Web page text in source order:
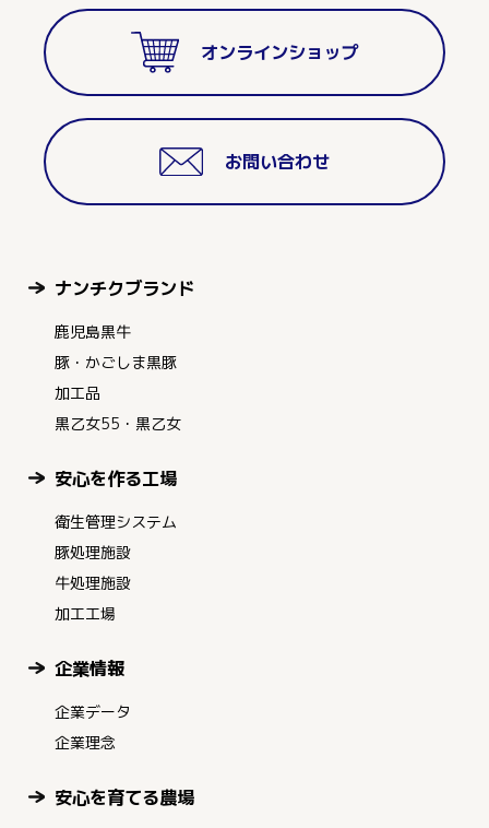
オンラインショップ
お問い合わせ
ナンチクブランド
鹿児島黒牛
豚・かごしま黒豚
加工品
黒乙女55・黒乙女
安心を作る工場
衛生管理システム
豚処理施設
牛処理施設
加工工場
企業情報
企業データ
企業理念
安心を育てる農場